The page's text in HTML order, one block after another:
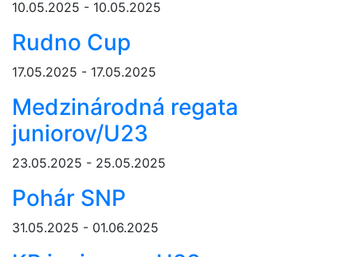
10.05.2025 - 10.05.2025
Rudno Cup
17.05.2025 - 17.05.2025
Medzinárodná regata
juniorov/U23
23.05.2025 - 25.05.2025
Pohár SNP
31.05.2025 - 01.06.2025